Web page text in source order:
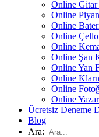
Online Gitar
Online
Online
Online
Online
Online Şan
Online Yan
Online
Online
Online
Ücretsiz Deneme
Blog
Ara: